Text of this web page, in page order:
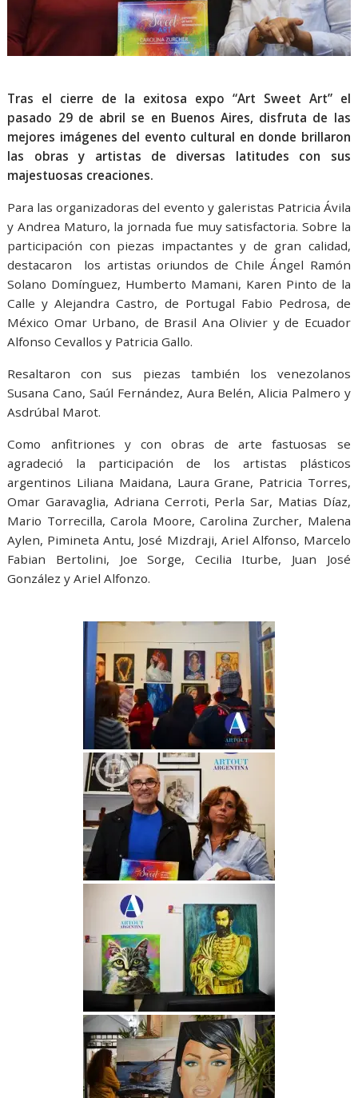
Tras el cierre de la exitosa expo “Art Sweet Art” el
pasado 29 de abril se en Buenos Aires, disfruta de las
mejores imágenes del evento cultural en donde brillaron
las obras y artistas de diversas latitudes con sus
majestuosas creaciones.
Para las organizadoras del evento y galeristas Patricia Ávila
y Andrea Maturo, la jornada fue muy satisfactoria. Sobre la
participación con piezas impactantes y de gran calidad,
destacaron los artistas oriundos de Chile Ángel Ramón
Solano Domínguez, Humberto Mamani, Karen Pinto de la
Calle y Alejandra Castro, de Portugal Fabio Pedrosa, de
México Omar Urbano, de Brasil Ana Olivier y de Ecuador
Alfonso Cevallos y Patricia Gallo.
Resaltaron con sus piezas también los venezolanos
Susana Cano, Saúl Fernández, Aura Belén, Alicia Palmero y
Asdrúbal Marot.
Como anfitriones y con obras de arte fastuosas se
agradeció la participación de los artistas plásticos
argentinos Liliana Maidana, Laura Grane, Patricia Torres,
Omar Garavaglia, Adriana Cerroti, Perla Sar, Matias Díaz,
Mario Torrecilla, Carola Moore, Carolina Zurcher, Malena
Aylen, Pimineta Antu, José Mizdraji, Ariel Alfonso, Marcelo
Fabian Bertolini, Joe Sorge, Cecilia Iturbe, Juan José
González y Ariel Alfonzo.